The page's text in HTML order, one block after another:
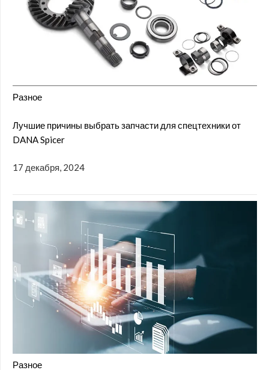
Разное
Лучшие причины выбрать запчасти для спецтехники от
DANA Spicer
17 декабря, 2024
Разное